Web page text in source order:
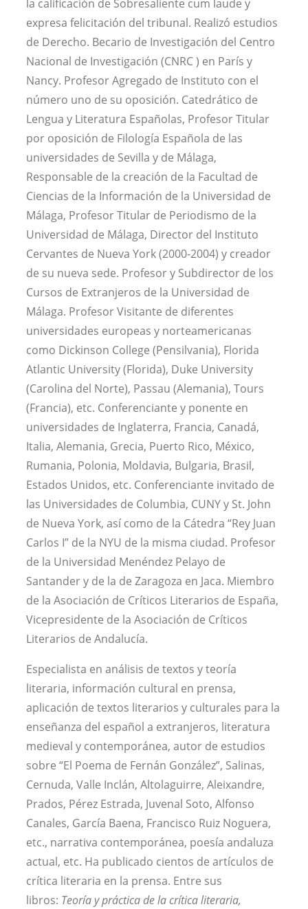
la calificación de Sobresaliente cum laude y
expresa felicitación del tribunal. Realizó estudios
de Derecho. Becario de Investigación del Centro
Nacional de Investigación (CNRC ) en París y
Nancy. Profesor Agregado de Instituto con el
número uno de su oposición. Catedrático de
Lengua y Literatura Españolas, Profesor Titular
por oposición de Filología Española de las
universidades de Sevilla y de Málaga,
Responsable de la creación de la Facultad de
Ciencias de la Información de la Universidad de
Málaga, Profesor Titular de Periodismo de la
Universidad de Málaga, Director del Instituto
Cervantes de Nueva York (2000-2004) y creador
de su nueva sede. Profesor y Subdirector de los
Cursos de Extranjeros de la Universidad de
Málaga. Profesor Visitante de diferentes
universidades europeas y norteamericanas
como Dickinson College (Pensilvania), Florida
Atlantic University (Florida), Duke University
(Carolina del Norte), Passau (Alemania), Tours
(Francia), etc. Conferenciante y ponente en
universidades de Inglaterra, Francia, Canadá,
Italia, Alemania, Grecia, Puerto Rico, México,
Rumania, Polonia, Moldavia, Bulgaria, Brasil,
Estados Unidos, etc. Conferenciante invitado de
las Universidades de Columbia, CUNY y St. John
de Nueva York, así como de la Cátedra “Rey Juan
Carlos I” de la NYU de la misma ciudad. Profesor
de la Universidad Menéndez Pelayo de
Santander y de la de Zaragoza en Jaca. Miembro
de la Asociación de Críticos Literarios de España,
Vicepresidente de la Asociación de Críticos
Literarios de Andalucía.
Especialista en análisis de textos y teoría
literaria, información cultural en prensa,
aplicación de textos literarios y culturales para la
enseñanza del español a extranjeros, literatura
medieval y contemporánea, autor de estudios
sobre “El Poema de Fernán González”, Salinas,
Cernuda, Valle Inclán, Altolaguirre, Aleixandre,
Prados, Pérez Estrada, Juvenal Soto, Alfonso
Canales, García Baena, Francisco Ruiz Noguera,
etc., narrativa contemporánea, poesía andaluza
actual, etc. Ha publicado cientos de artículos de
crítica literaria en la prensa. Entre sus
libros: Teoría y práctica de la crítica literaria,